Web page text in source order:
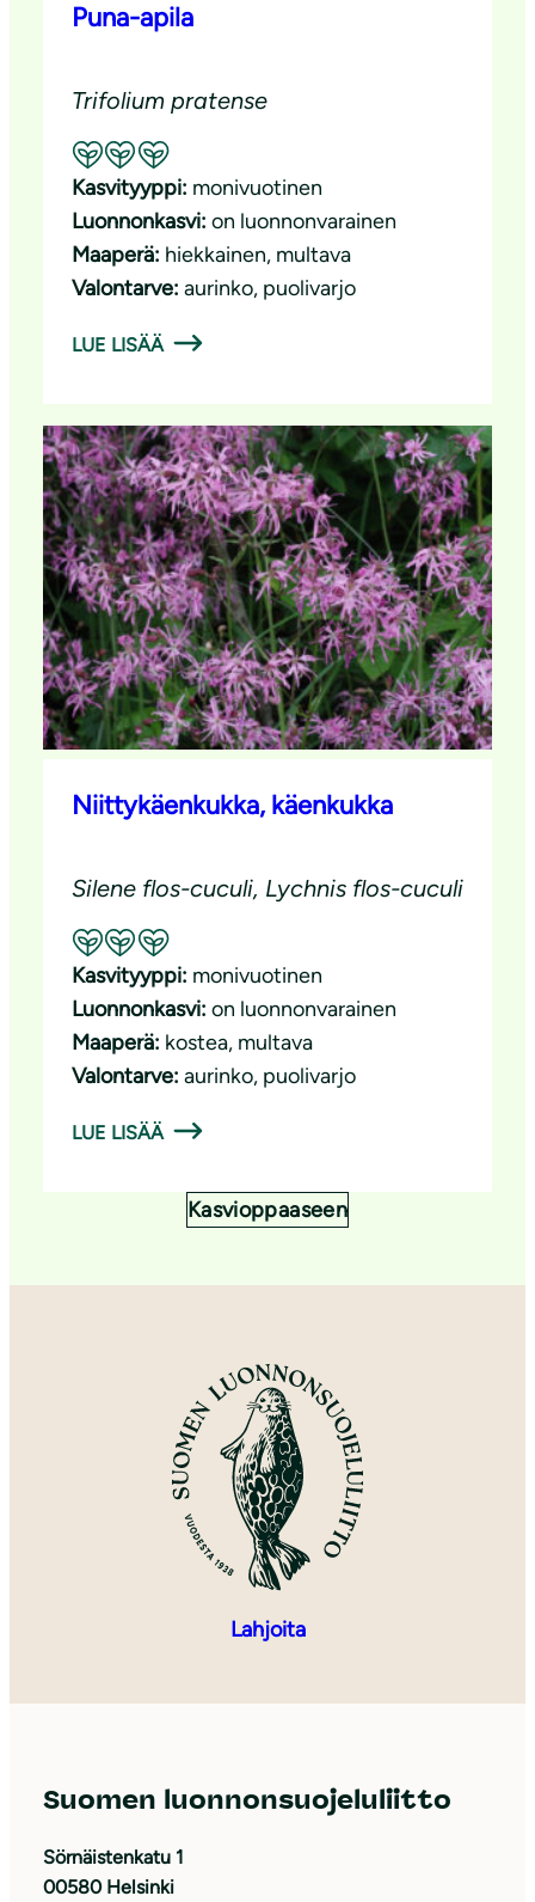
Puna-apila
Trifolium pratense
Suositeltavuus: Erinomainen pölyttäjäkasvi
Kasvityyppi: monivuotinen
Luonnonkasvi: on luonnonvarainen
Maaperä: hiekkainen, multava
Valontarve: aurinko, puolivarjo
LUE LISÄÄ
Niittykäenkukka, käenkukka
Silene flos-cuculi, Lychnis flos-cuculi
Suositeltavuus: Erinomainen pölyttäjäkasvi
Kasvityyppi: monivuotinen
Luonnonkasvi: on luonnonvarainen
Maaperä: kostea, multava
Valontarve: aurinko, puolivarjo
LUE LISÄÄ
Kasvioppaaseen
Lahjoita
Suomen luonnonsuojeluliitto
Sörnäistenkatu 1
00580 Helsinki